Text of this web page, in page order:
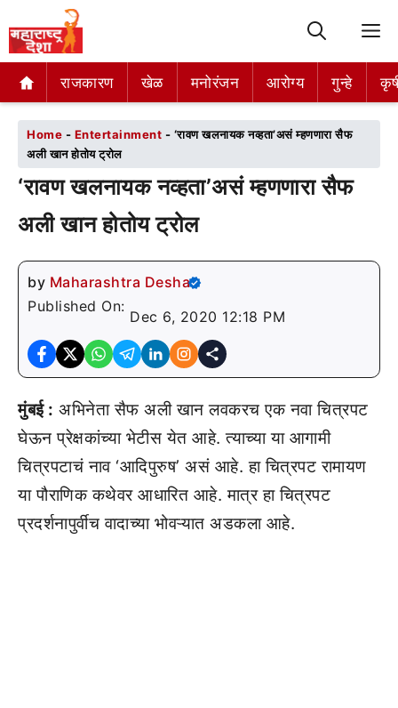
राजकारण खेळ मनोरंजन आरोग्य गुन्हे
राजकारण खेळ मनोरंजन आरोग्य गुन्हे
Home - Entertainment - ‘रावण खलनायक नव्हता’असं म्हणणारा सैफ
अली खान होतोय ट्रोल
‘रावण खलनायक नव्हता’असं म्हणणारा सैफ
अली खान होतोय ट्रोल
by Maharashtra Desha
Published On:
Dec 6, 2020 12:18 PM
मुंबई : अभिनेता सैफ अली खान लवकरच एक नवा चित्रपट
घेऊन प्रेक्षकांच्या भेटीस येत आहे. त्याच्या या आगामी
चित्रपटाचं नाव ‘आदिपुरुष’ असं आहे. हा चित्रपट रामायण
या पौराणिक कथेवर आधारित आहे. मात्र हा चित्रपट
प्रदर्शनापुर्वीच वादाच्या भोवऱ्यात अडकला आहे.